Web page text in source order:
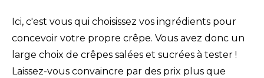
Ici, c'est vous qui choisissez vos ingrédients pour
concevoir votre propre crêpe. Vous avez donc un
large choix de crêpes salées et sucrées à tester !
Laissez-vous convaincre par des prix plus que